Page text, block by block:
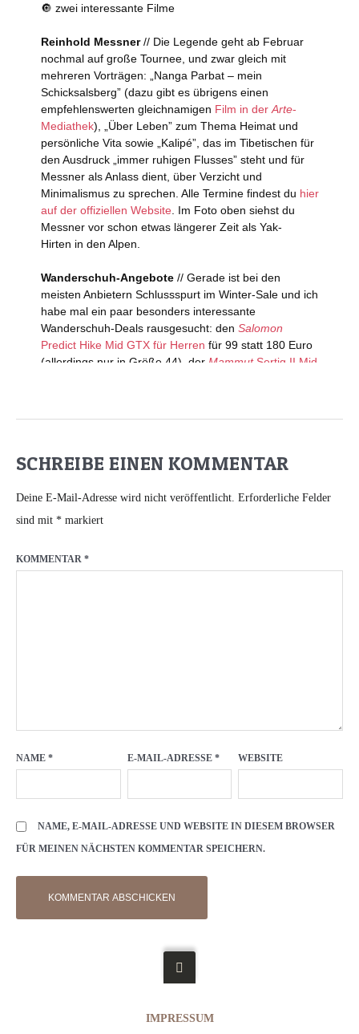
SCHREIBE EINEN KOMMENTAR
Deine E-Mail-Adresse wird nicht veröffentlicht. Erforderliche Felder
sind mit * markiert
KOMMENTAR *
NAME * E-MAIL-ADRESSE * WEBSITE
NAME, E-MAIL-ADRESSE UND WEBSITE IN DIESEM BROWSER
FÜR MEINEN NÄCHSTEN KOMMENTAR SPEICHERN.
IMPRESSUM